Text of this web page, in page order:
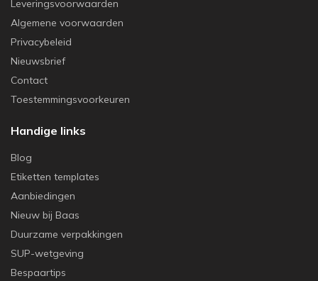
Leveringsvoorwaarden
Algemene voorwaarden
Privacybeleid
Nieuwsbrief
Contact
Toestemmingsvoorkeuren
Handige links
Blog
Etiketten templates
Aanbiedingen
Nieuw bij Baas
Duurzame verpakkingen
SUP-wetgeving
Bespaartips